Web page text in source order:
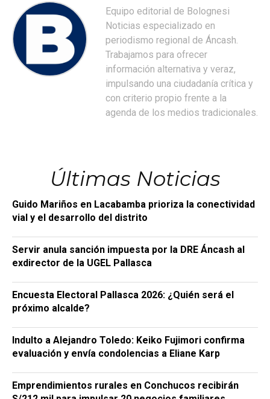
Equipo editorial de Bolognesi
Noticias especializado en
periodismo regional de Áncash.
Trabajamos para ofrecer
información alternativa y veraz,
impulsando una ciudadanía crítica y
con criterio propio frente a la
agenda de los medios tradicionales.
Últimas Noticias
Guido Mariños en Lacabamba prioriza la conectividad
vial y el desarrollo del distrito
Servir anula sanción impuesta por la DRE Áncash al
exdirector de la UGEL Pallasca
Encuesta Electoral Pallasca 2026: ¿Quién será el
próximo alcalde?
Indulto a Alejandro Toledo: Keiko Fujimori confirma
evaluación y envía condolencias a Eliane Karp
Emprendimientos rurales en Conchucos recibirán